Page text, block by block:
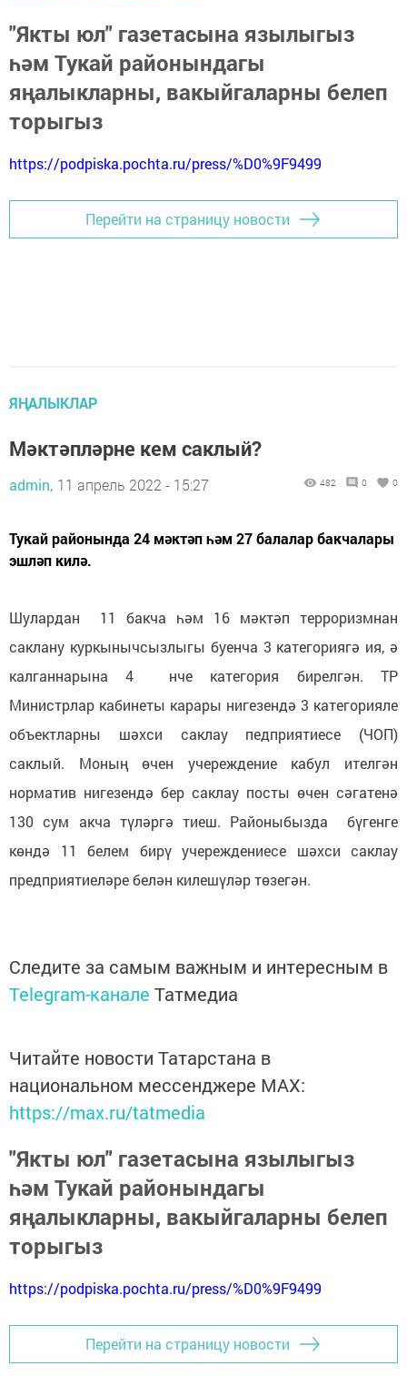
"Якты юл" газетасына язылыгыз
һәм Тукай районындагы
яңалыкларны, вакыйгаларны белеп
торыгыз
https://podpiska.pochta.ru/press/%D0%9F9499
Перейти на страницу новости
ЯҢАЛЫКЛАР
Мәктәпләрне кем саклый?
admin, 11 апрель 2022 - 15:27 482 0 0
Тукай районында 24 мәктәп һәм 27 балалар бакчалары
эшләп килә.
Шулардан 11 бакча һәм 16 мәктәп терроризмнан
саклану куркынычсызлыгы буенча 3 категориягә ия, ә
калганнарына 4 нче категория бирелгән. ТР
Министрлар кабинеты карары нигезендә 3 категорияле
объектларны шәхси саклау педприятиесе (ЧОП)
саклый. Моның өчен учереждение кабул ителгән
норматив нигезендә бер саклау посты өчен сәгатенә
130 сум акча түләргә тиеш. Районыбызда бүгенге
көндә 11 белем бирү учереждениесе шәхси саклау
предприятиеләре белән килешүләр төзегән.
Следите за самым важным и интересным в
Telegram-канале Татмедиа
Читайте новости Татарстана в
национальном мессенджере MАХ:
https://max.ru/tatmedia
"Якты юл" газетасына язылыгыз
һәм Тукай районындагы
яңалыкларны, вакыйгаларны белеп
торыгыз
https://podpiska.pochta.ru/press/%D0%9F9499
Перейти на страницу новости